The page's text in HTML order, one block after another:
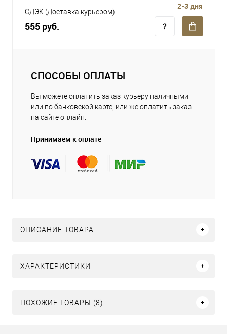
СДЭК (Доставка курьером)
555 руб.
2-3 дня
СПОСОБЫ ОПЛАТЫ
Вы можете оплатить заказ курьеру наличными
или по банковской карте, или же оплатить заказ
на сайте онлайн.
Принимаем к оплате
ОПИСАНИЕ ТОВАРА
ХАРАКТЕРИСТИКИ
ПОХОЖИЕ ТОВАРЫ (8)